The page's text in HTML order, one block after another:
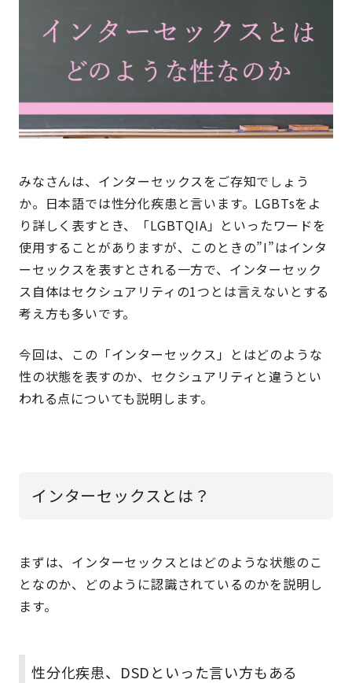
みなさんは、インターセックスをご存知でしょう
か。日本語では性分化疾患と言います。LGBTsをよ
り詳しく表すとき、「LGBTQIA」といったワードを
使用することがありますが、このときの”I”はインタ
ーセックスを表すとされる一方で、インターセック
ス自体はセクシュアリティの1つとは言えないとする
考え方も多いです。
今回は、この「インターセックス」とはどのような
性の状態を表すのか、セクシュアリティと違うとい
われる点についても説明します。
インターセックスとは？
まずは、インターセックスとはどのような状態のこ
となのか、どのように認識されているのかを説明し
ます。
性分化疾患、DSDといった言い方もある